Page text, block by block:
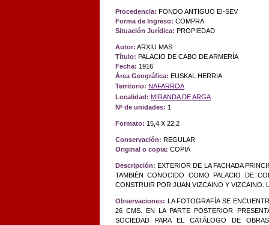
Procedencia: FONDO ANTIGUO EI-SEV
Forma de Ingreso: COMPRA
Situación Jurídica: PROPIEDAD
Autor: ARXIU MAS
Título: PALACIO DE CABO DE ARMERÍA
Fecha: 1916
Área Geográfica: EUSKAL HERRIA
Territorio: NAFARROA
Localidad: MIRANDA DE ARGA
Nº de unidades: 1
Formato: 15,4 X 22,2
Conservación: REGULAR
Original o copia: COPIA
Descripción: EXTERIOR DE LA FACHADA
TAMBIÉN CONOCIDO COMO PALACIO DE
CONSTRUIR POR JUAN VIZCAINO Y VIZCAINO.
Observaciones: LA FOTOGRAFÍA SE
26 CMS. EN LA PARTE POSTERIOR
SOCIEDAD PARA EL CATÁLOGO DE